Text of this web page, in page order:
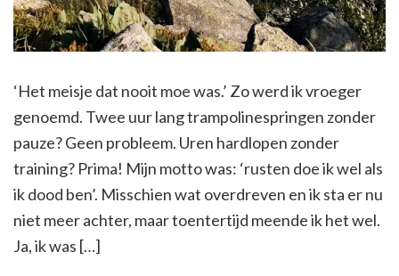
‘Het meisje dat nooit moe was.’ Zo werd ik vroeger
genoemd. Twee uur lang trampolinespringen zonder
pauze? Geen probleem. Uren hardlopen zonder
training? Prima! Mijn motto was: ‘rusten doe ik wel als
ik dood ben’. Misschien wat overdreven en ik sta er nu
niet meer achter, maar toentertijd meende ik het wel.
Ja, ik was […]